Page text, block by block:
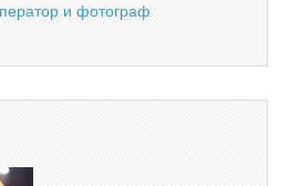
и фотограф